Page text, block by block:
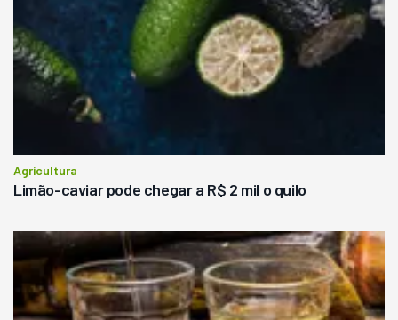
Agricultura
Limão-caviar pode chegar a R$ 2 mil o quilo